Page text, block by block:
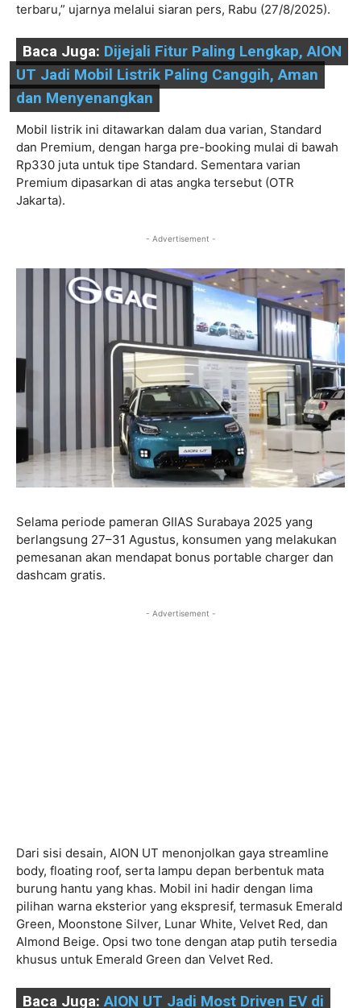
terbaru,” ujarnya melalui siaran pers, Rabu (27/8/2025).
Baca Juga: Dijejali Fitur Paling Lengkap, AION
UT Jadi Mobil Listrik Paling Canggih, Aman
dan Menyenangkan
Mobil listrik ini ditawarkan dalam dua varian, Standard
dan Premium, dengan harga pre-booking mulai di bawah
Rp330 juta untuk tipe Standard. Sementara varian
Premium dipasarkan di atas angka tersebut (OTR
Jakarta).
- Advertisement -
Selama periode pameran GIIAS Surabaya 2025 yang
berlangsung 27–31 Agustus, konsumen yang melakukan
pemesanan akan mendapat bonus portable charger dan
dashcam gratis.
- Advertisement -
Dari sisi desain, AION UT menonjolkan gaya streamline
body, floating roof, serta lampu depan berbentuk mata
burung hantu yang khas. Mobil ini hadir dengan lima
pilihan warna eksterior yang ekspresif, termasuk Emerald
Green, Moonstone Silver, Lunar White, Velvet Red, dan
Almond Beige. Opsi two tone dengan atap putih tersedia
khusus untuk Emerald Green dan Velvet Red.
Baca Juga: AION UT Jadi Most Driven EV di